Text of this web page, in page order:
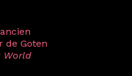
et
de
encore,